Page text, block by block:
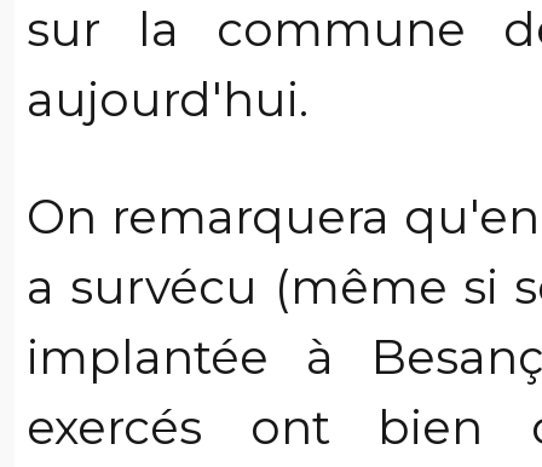
sur la commune
aujourd'hui.
On remarquera
a survécu (même si
implantée à
exercés ont bien